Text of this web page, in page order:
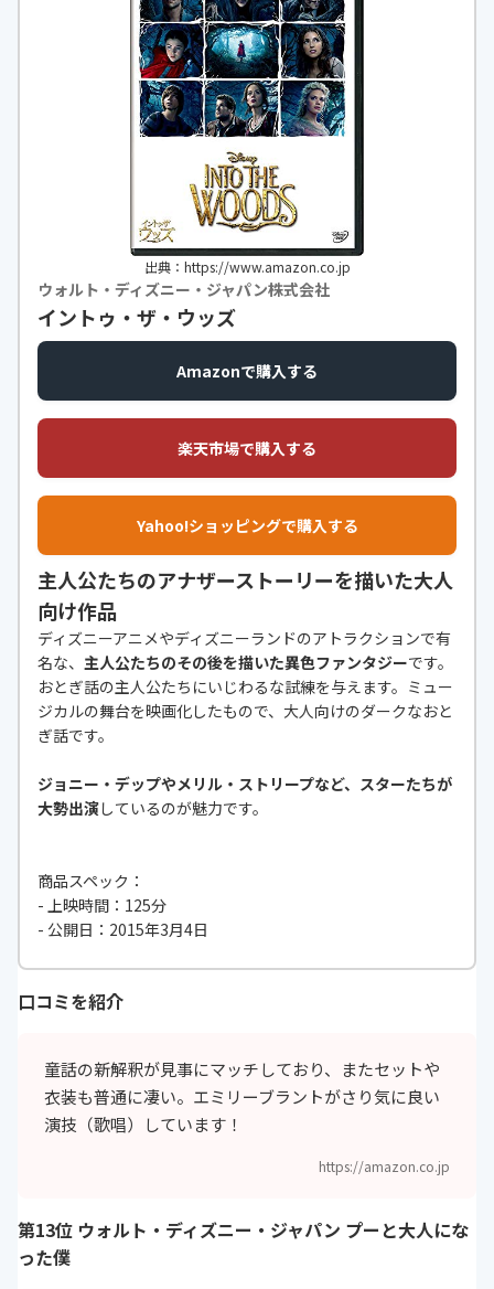
出典：https://www.amazon.co.jp
ウォルト・ディズニー・ジャパン株式会社
イントゥ・ザ・ウッズ
Amazonで購入する
楽天市場で購入する
Yahoo!ショッピングで購入する
主人公たちのアナザーストーリーを描いた大人
向け作品
ディズニーアニメやディズニーランドのアトラクションで有
名な、 主人公たちのその後を描いた異色ファンタジーです。
おとぎ話の主人公たちにいじわるな試練を与えます。ミュー
ジカルの舞台を映画化したもので、大人向けのダークなおと
ぎ話です。
ジョニー・デップやメリル・ストリープなど、スターたちが
大勢出演しているのが魅力です。
商品スペック：
- 上映時間：125分
- 公開日：2015年3月4日
口コミを紹介
童話の新解釈が見事にマッチしており、またセットや
衣装も普通に凄い。エミリーブラントがさり気に良い
演技（歌唱）しています！
https://amazon.co.jp
第13位 ウォルト・ディズニー・ジャパン プーと大人にな
った僕